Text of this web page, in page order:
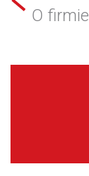
O firmie